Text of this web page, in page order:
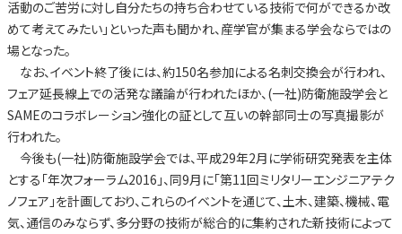
活動のご苦労に対し自分たちの持ち合わせている技術で何ができるか改
めて考えてみたい」といった声も聞かれ、産学官が集まる学会ならではの
場となった。
なお、イベント終了後には、約150名参加による名刺交換会が行われ、
フェア延長線上での活発な議論が行われたほか、(一社)防衛施設学会と
SAMEのコラボレーション強化の証として互いの幹部同士の写真撮影が
行われた。
今後も(一社)防衛施設学会では、平成29年2月に学術研究発表を主体
とする「年次フォーラム2016」、同9月に「第11回ミリタリーエンジニアテク
ノフェア」を計画しており、これらのイベントを通じて、土木、建築、機械、電
気、通信のみならず、多分野の技術が総合的に集約された新技術によって